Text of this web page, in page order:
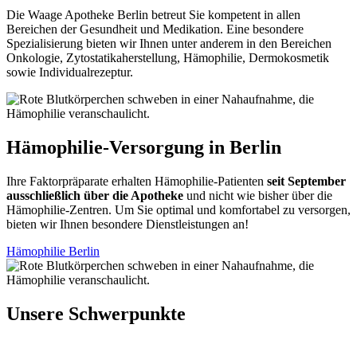
Die Waage Apotheke Berlin betreut Sie kompetent in allen
Bereichen der Gesundheit und Medikation. Eine besondere
Spezialisierung bieten wir Ihnen unter anderem in den Bereichen
Onkologie, Zytostatikaherstellung, Hämophilie, Dermokosmetik
sowie Individualrezeptur.
Hämophilie-Versorgung in Berlin
Ihre Faktorpräparate erhalten Hämophilie-Patienten seit September
ausschließlich über die Apotheke und nicht wie bisher über die
Hämophilie-Zentren. Um Sie optimal und komfortabel zu versorgen,
bieten wir Ihnen besondere Dienstleistungen an!
Hämophilie Berlin
Unsere Schwerpunkte